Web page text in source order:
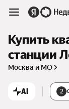
Купить
станции
Москва и МО
AI 2